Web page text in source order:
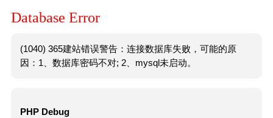
Database Error
(1040) 365建站错误警告：连接数据库失败，可能的原
因：1、数据库密码不对; 2、mysql未启动。
PHP Debug